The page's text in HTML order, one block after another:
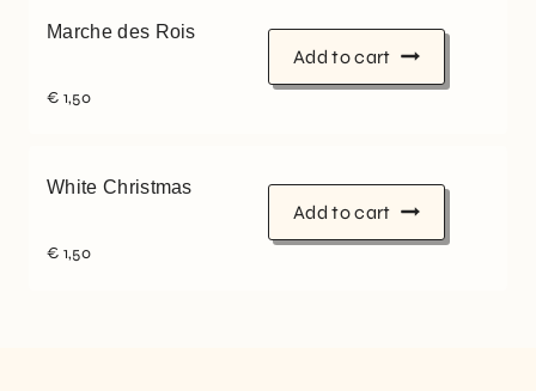
Marche des Rois
€ 1,50
Add to cart
White Christmas
€ 1,50
Add to cart